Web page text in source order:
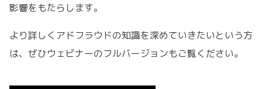
影響をもたらします。
より詳しくアドフラウドの知識を深めていきたいという方
は、ぜひウェビナーのフルバージョンもご覧ください。